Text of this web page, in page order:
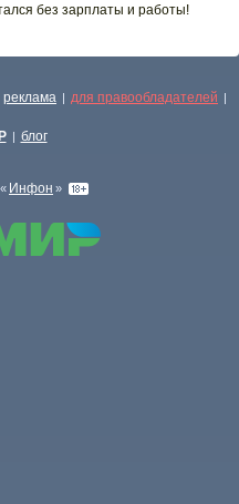
без зарплаты и работы!
реклама | для правообладателей |
| блог
Инфон »